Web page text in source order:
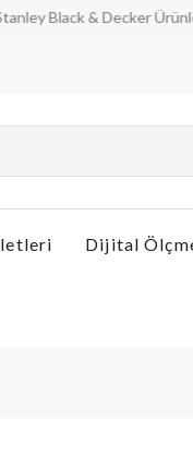
& Decker Ürünlerinde
Dijital